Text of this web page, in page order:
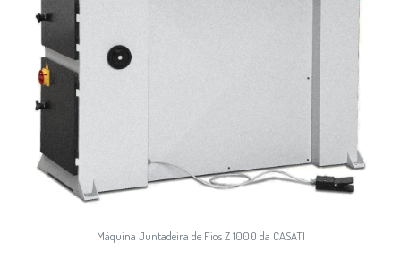
Máquina Juntadeira de Fios Z 1000 da CASATI